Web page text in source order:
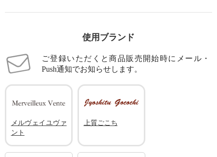
使用ブランド
ご登録いただくと商品販売開始時にメール・
Push通知でお知らせします。
メルヴェイユヴァ
ント
上質ごこち